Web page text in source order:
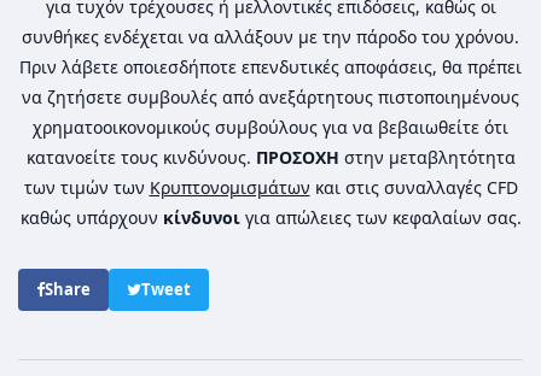
για τυχόν τρέχουσες ή μελλοντικές επιδόσεις, καθώς οι
συνθήκες ενδέχεται να αλλάξουν με την πάροδο του χρόνου.
Πριν λάβετε οποιεσδήποτε επενδυτικές αποφάσεις, θα πρέπει
να ζητήσετε συμβουλές από ανεξάρτητους πιστοποιημένους
χρηματοοικονομικούς συμβούλους για να βεβαιωθείτε ότι
κατανοείτε τους κινδύνους. ΠΡΟΣΟΧΗ στην μεταβλητότητα
των τιμών των Κρυπτονομισμάτων και στις συναλλαγές CFD
καθώς υπάρχουν κίνδυνοιγια απώλειες των κεφαλαίων σας.
Share Tweet